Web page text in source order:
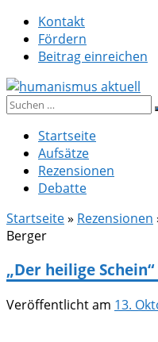
Zum
Inhalt
springen
Kontakt
Fördern
Beitrag einreichen
humanismus aktuell
Suche
Startseite
Aufsätze
Rezensionen
Debatte
Startseite» Rezensionen
Berger
„Der heilige
Veröffentlicht am 13.